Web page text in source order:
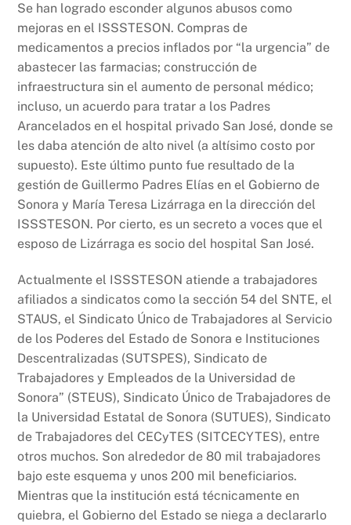
Se han logrado esconder algunos abusos como
mejoras en el ISSSTESON. Compras de
medicamentos a precios inflados por “la urgencia” de
abastecer las farmacias; construcción de
infraestructura sin el aumento de personal médico;
incluso, un acuerdo para tratar a los Padres
Arancelados en el hospital privado San José, donde se
les daba atención de alto nivel (a altísimo costo por
supuesto). Este último punto fue resultado de la
gestión de Guillermo Padres Elías en el Gobierno de
Sonora y María Teresa Lizárraga en la dirección del
ISSSTESON. Por cierto, es un secreto a voces que el
esposo de Lizárraga es socio del hospital San José.
Actualmente el ISSSTESON atiende a trabajadores
afiliados a sindicatos como la sección 54 del SNTE, el
STAUS, el Sindicato Único de Trabajadores al Servicio
de los Poderes del Estado de Sonora e Instituciones
Descentralizadas (SUTSPES), Sindicato de
Trabajadores y Empleados de la Universidad de
Sonora” (STEUS), Sindicato Único de Trabajadores de
la Universidad Estatal de Sonora (SUTUES), Sindicato
de Trabajadores del CECyTES (SITCECYTES), entre
otros muchos. Son alrededor de 80 mil trabajadores
bajo este esquema y unos 200 mil beneficiarios.
Mientras que la institución está técnicamente en
quiebra, el Gobierno del Estado se niega a declararlo